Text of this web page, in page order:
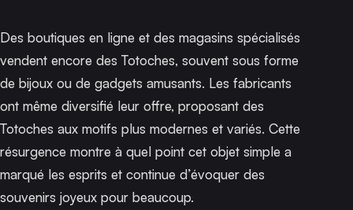
Des boutiques en ligne et des magasins spécialisés
vendent encore des Totoches, souvent sous forme
de bijoux ou de gadgets amusants. Les fabricants
ont même diversifié leur offre, proposant des
Totoches aux motifs plus modernes et variés. Cette
résurgence montre à quel point cet objet simple a
marqué les esprits et continue d’évoquer des
souvenirs joyeux pour beaucoup.